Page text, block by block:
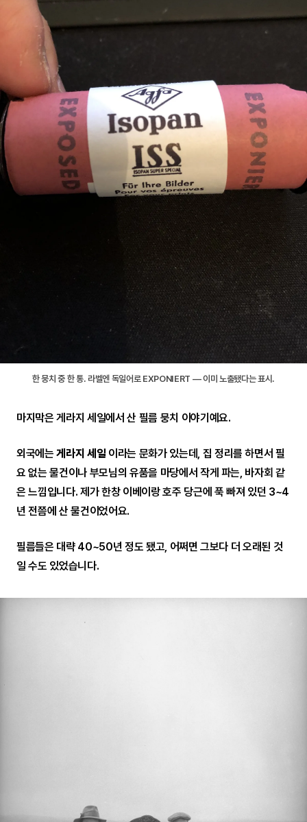
한 뭉치 중 한 통. 라벨엔 독일어로 EXPONIERT — 이미 노출됐다는 표시.
마지막은 게라지 세일에서 산 필름 뭉치 이야기예요.
외국에는게라지 세일 이라는 문화가 있는데, 집 정리를 하면서 필
요 없는 물건이나 부모님의 유품을 마당에서 작게 파는, 바자회 같
은 느낌입니다. 제가 한창 이베이랑 호주 당근에 푹 빠져 있던 3~4
년 전쯤에 산 물건이었어요.
필름들은 대략 40~50년 정도 됐고, 어쩌면 그보다 더 오래된 것
일 수도 있었습니다.